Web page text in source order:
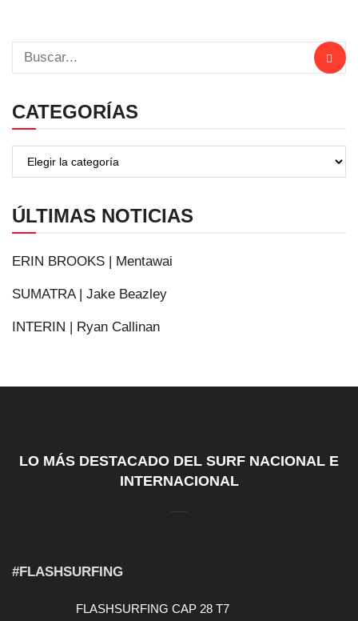
CATEGORÍAS
ÚLTIMAS NOTICIAS
ERIN BROOKS | Mentawai
SUMATRA | Jake Beazley
INTERIN | Ryan Callinan
LO MÁS DESTACADO DEL SURF NACIONAL E
INTERNACIONAL
#FLASHSURFING
FLASHSURFING CAP 28 T7